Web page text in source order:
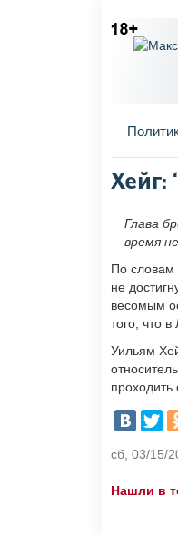
Вы
Хейг:
Глава
время
По словам
не
весомым
того, что
Уильям
сб, 03/15/
Нашли в